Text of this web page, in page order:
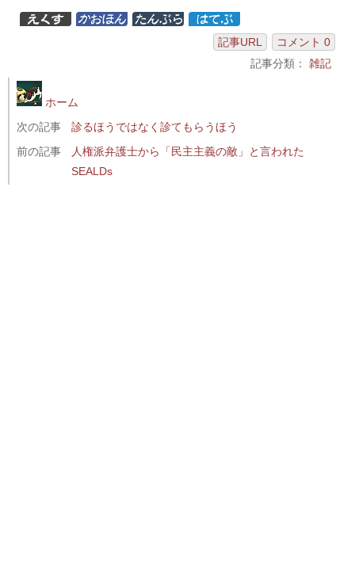
記事URL
コメント 0
記事分類： 雑記
ホーム
次の記事
診るほうではなく診てもらうほう
前の記事
人権派弁護士から「民主主義の敵」と言われた
SEALDs